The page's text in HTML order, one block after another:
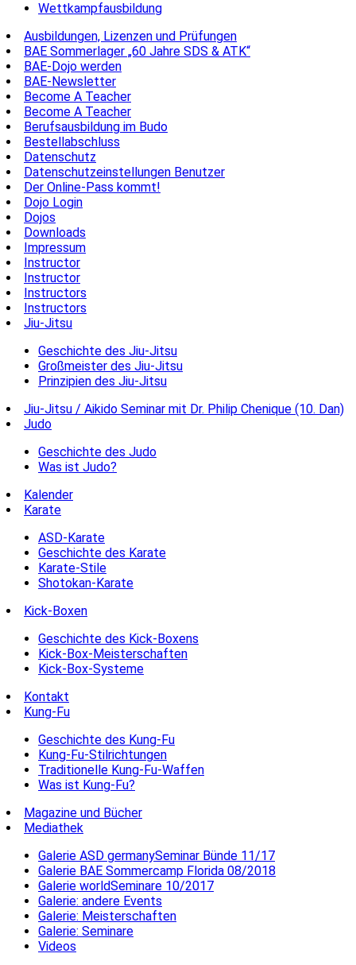
Wettkampfausbildung
Ausbildungen, Lizenzen und Prüfungen
BAE Sommerlager „60 Jahre SDS & ATK“
BAE-Dojo werden
BAE-Newsletter
Become A Teacher
Become A Teacher
Berufsausbildung im Budo
Bestellabschluss
Datenschutz
Datenschutzeinstellungen Benutzer
Der Online-Pass kommt!
Dojo Login
Dojos
Downloads
Impressum
Instructor
Instructor
Instructors
Instructors
Jiu-Jitsu
Geschichte des Jiu-Jitsu
Großmeister des Jiu-Jitsu
Prinzipien des Jiu-Jitsu
Jiu-Jitsu / Aikido Seminar mit Dr. Philip Chenique (10. Dan)
Judo
Geschichte des Judo
Was ist Judo?
Kalender
Karate
ASD-Karate
Geschichte des Karate
Karate-Stile
Shotokan-Karate
Kick-Boxen
Geschichte des Kick-Boxens
Kick-Box-Meisterschaften
Kick-Box-Systeme
Kontakt
Kung-Fu
Geschichte des Kung-Fu
Kung-Fu-Stilrichtungen
Traditionelle Kung-Fu-Waffen
Was ist Kung-Fu?
Magazine und Bücher
Mediathek
Galerie ASD germanySeminar Bünde 11/17
Galerie BAE Sommercamp Florida 08/2018
Galerie worldSeminare 10/2017
Galerie: andere Events
Galerie: Meisterschaften
Galerie: Seminare
Videos